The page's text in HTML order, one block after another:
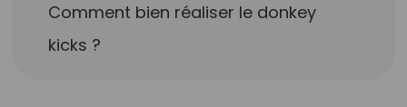
Comment bien réaliser le donkey
kicks ?